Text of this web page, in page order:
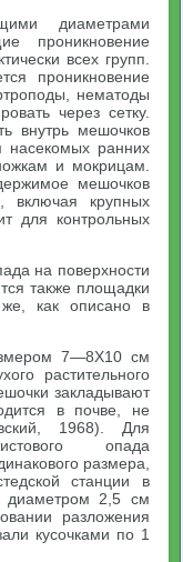
диаметрами
проникновение
всех групп.
проникновение
нематоды
через сетку.
внутрь мешочков
ранних
и мокрицам.
мешочков
включая крупных
для контрольных
на поверхности
также площадки
как описано в
7—8X10 см
растительного
закладывают
в почве, не
1968). Для
опада
размера,
станции в
диаметром 2,5 см
разложения
кусочками по 1